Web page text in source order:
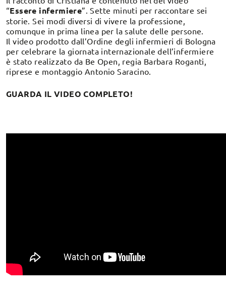
“Essere infermiere”. Sette minuti per raccontare sei
storie. Sei modi diversi di vivere la professione,
comunque in prima linea per la salute delle persone.
Il video prodotto dall’Ordine degli infermieri di Bologna
per celebrare la giornata internazionale dell’infermiere
è stato realizzato da Be Open, regia Barbara Roganti,
riprese e montaggio Antonio Saracino.
GUARDA IL VIDEO COMPLETO!